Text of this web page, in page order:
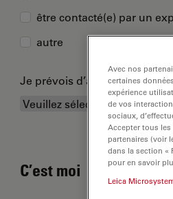
être contacté(e) par un
autre
Je prévois d’acheter…
C’est moi
Avec nos
certaines
expérience
de vos
sociaux,
Accepter tous les
partenaires (voir
dans la section «
pour en savoir
Leica